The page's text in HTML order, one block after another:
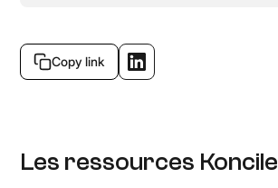
Copy link
Les ressources Koncile